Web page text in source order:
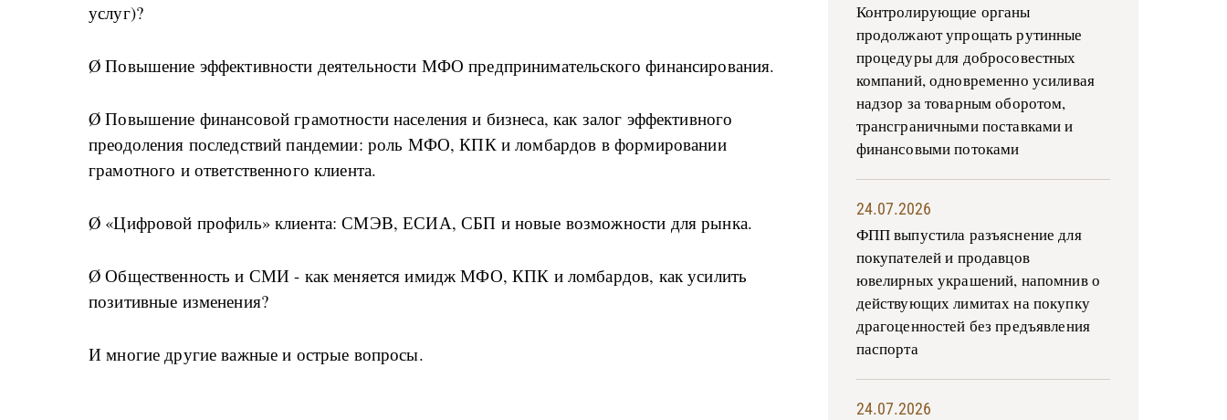
услуг)?
Ø Повышение эффективности деятельности МФО предпринимательского финансирования.
Ø Повышение финансовой грамотности населения и бизнеса, как залог эффективного
преодоления последствий пандемии: роль МФО, КПК и ломбардов в формировании
грамотного и ответственного клиента.
Ø «Цифровой профиль» клиента: СМЭВ, ЕСИА, СБП и новые возможности для рынка.
Ø Общественность и СМИ - как меняется имидж МФО, КПК и ломбардов, как усилить
позитивные изменения?
И многие другие важные и острые вопросы.
Контролирующие органы
продолжают упрощать рутинные
процедуры для добросовестных
компаний, одновременно усиливая
надзор за товарным оборотом,
трансграничными поставками и
финансовыми потоками
24.07.2026
ФПП выпустила разъяснение для
покупателей и продавцов
ювелирных украшений, напомнив о
действующих лимитах на покупку
драгоценностей без предъявления
паспорта
24.07.2026